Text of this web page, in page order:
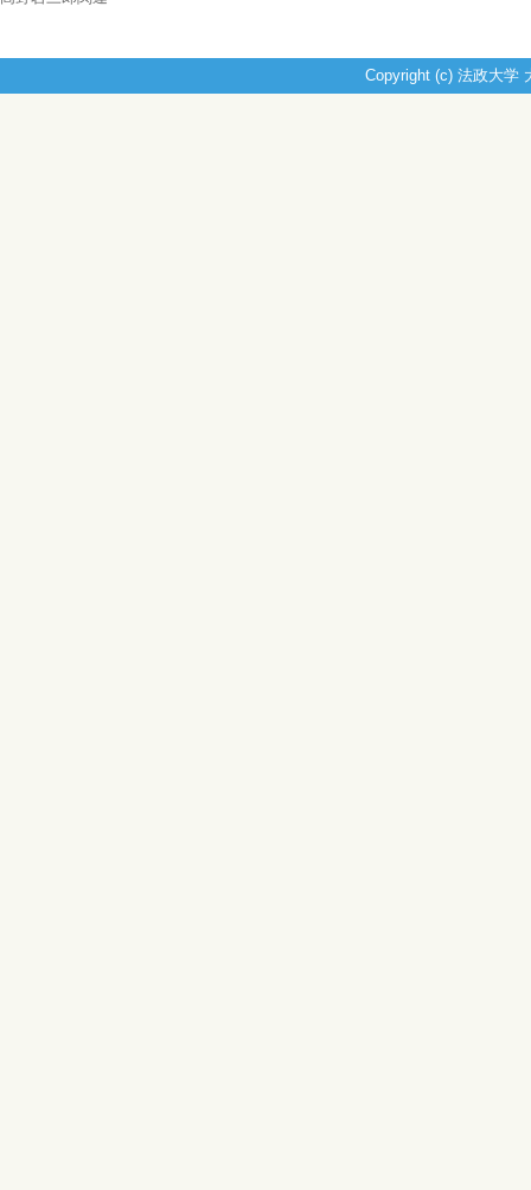
Copyright (c) 法政大学